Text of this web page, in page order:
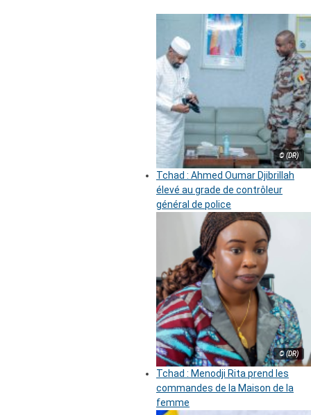
© (DR)
Tchad : Ahmed Oumar Djibrillah
élevé au grade de contrôleur
général de police
© (DR)
Tchad : Menodji Rita prend les
commandes de la Maison de la
femme